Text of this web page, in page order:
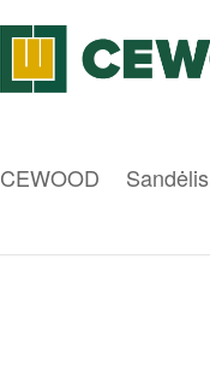
CEWOOD Sandėlis